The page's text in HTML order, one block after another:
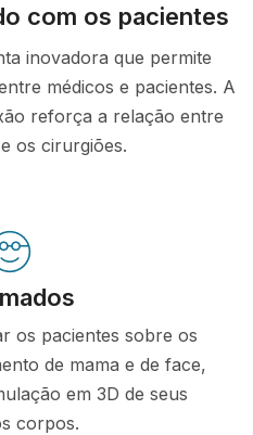
com os pacientes
inovadora que permite
médicos e pacientes. A
reforça a relação entre
os cirurgiões.
os pacientes sobre os
de mama e de face,
em 3D de seus
corpos.